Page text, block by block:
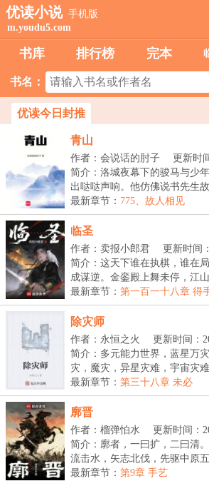
优读小说 手机版
m.youdu5.com
书库 排行榜 完本
书名：
优读今日封推
青山
作者：会说话的肘子
更新时
简介：洛城夜幕下的骏马与少
出哒哒声响。他仿佛说书先生
来...
最新章节： 775、故人相见
临圣
作者：卖报小郎君
更新时间
简介：这天下谁在执棋，谁在
成谋逆。金銮殿上舞未停，江
拜...
最新章节： 第一百一十八章 得
除灾师
作者：永恒之火
更新时间：
简介：多元能力世界，蓝星万
灾，魔灾，异星灾难，宇宙
修...
最新章节： 第三十八章 未必
廓晋
作者：榴弹怕水
更新时间：
简介：廓者，一曰扩，二曰清
流击水，矢志北伐，先驱中原
阀。...
最新章节： 第9章 手艺